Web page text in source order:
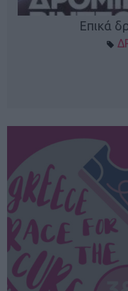
Επικά